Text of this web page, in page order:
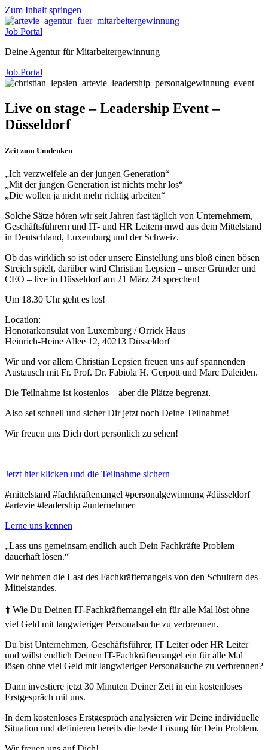
Zum Inhalt springen
Job Portal
Deine Agentur für Mitarbeitergewinnung
Job Portal
Live on stage – Leadership Event –
Düsseldorf
Zeit zum Umdenken
„Ich verzweifele an der jungen Generation“
„Mit der jungen Generation ist nichts mehr los“
„Die wollen ja nicht mehr richtig arbeiten“
Solche Sätze hören wir seit Jahren fast täglich von Unternehmern,
Geschäftsführern und IT- und HR Leitern mwd aus dem Mittelstand
in Deutschland, Luxemburg und der Schweiz.
Ob das wirklich so ist oder unsere Einstellung uns bloß einen bösen
Streich spielt, darüber wird Christian Lepsien – unser Gründer und
CEO – live in Düsseldorf am 21 März 24 sprechen!
Um 18.30 Uhr geht es los!
Location:
Honorarkonsulat von Luxemburg / Orrick Haus
Heinrich-Heine Allee 12, 40213 Düsseldorf
Wir und vor allem Christian Lepsien freuen uns auf spannenden
Austausch mit Fr. Prof. Dr. Fabiola H. Gerpott und Marc Daleiden.
Die Teilnahme ist kostenlos – aber die Plätze begrenzt.
Also sei schnell und sicher Dir jetzt noch Deine Teilnahme!
Wir freuen uns Dich dort persönlich zu sehen!
Jetzt hier klicken und die Teilnahme sichern
#mittelstand #fachkräftemangel #personalgewinnung #düsseldorf
#artevie #leadership #unternehmer
Lerne uns kennen
„Lass uns gemeinsam endlich auch Dein Fachkräfte Problem
dauerhaft lösen.“
Wir nehmen die Last des Fachkräftemangels von den Schultern des
Mittelstandes.
⬆️ Wie Du Deinen IT-Fachkräftemangel ein für alle Mal löst ohne
viel Geld mit langwieriger Personalsuche zu verbrennen.
Du bist Unternehmen, Geschäftsführer, IT Leiter oder HR Leiter
und willst endlich Deinen IT-Fachkräftemangel ein für alle Mal
lösen ohne viel Geld mit langwieriger Personalsuche zu verbrennen?
Dann investiere jetzt 30 Minuten Deiner Zeit in ein kostenloses
Erstgespräch mit uns.
In dem kostenloses Erstgespräch analysieren wir Deine individuelle
Situation und definieren bereits die beste Lösung für Dein Problem.